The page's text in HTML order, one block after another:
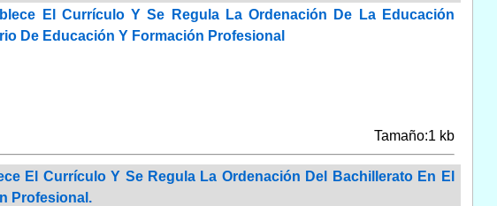
El Currículo Y Se Regula La Ordenación De La Educación
De Educación Y Formación Profesional
Tamaño:1 kb
El Currículo Y Se Regula La Ordenación Del Bachillerato En El
Profesional.